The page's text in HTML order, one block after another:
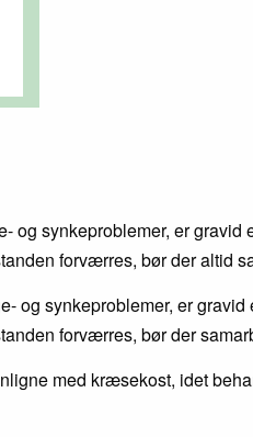
og synkeproblemer, er
forværres, bør der altid
og synkeproblemer, er
forværres, bør der
med kræsekost, idet